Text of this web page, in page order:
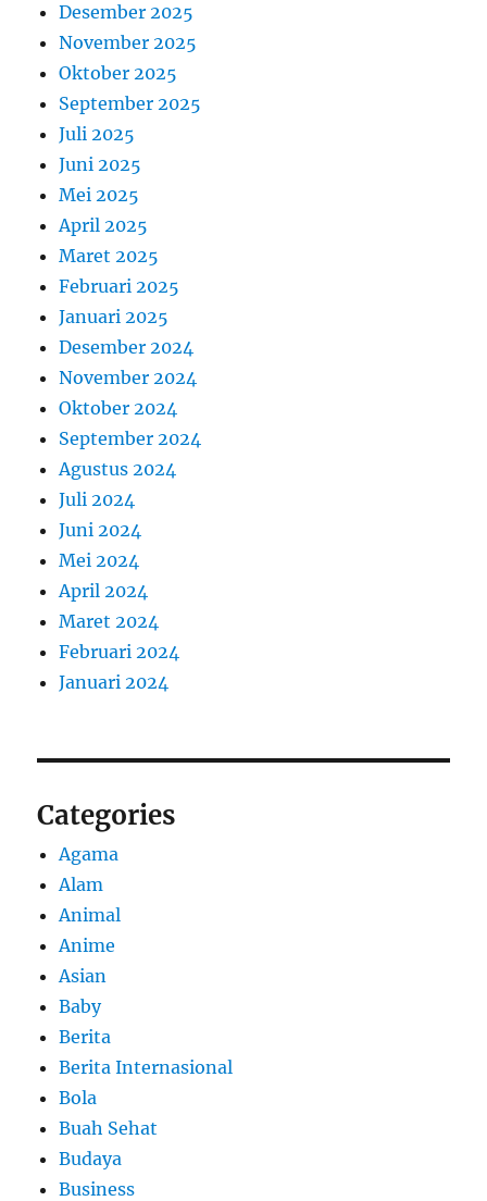
Desember 2025
November 2025
Oktober 2025
September 2025
Juli 2025
Juni 2025
Mei 2025
April 2025
Maret 2025
Februari 2025
Januari 2025
Desember 2024
November 2024
Oktober 2024
September 2024
Agustus 2024
Juli 2024
Juni 2024
Mei 2024
April 2024
Maret 2024
Februari 2024
Januari 2024
Categories
Agama
Alam
Animal
Anime
Asian
Baby
Berita
Berita Internasional
Bola
Buah Sehat
Budaya
Business